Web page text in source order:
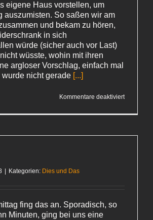
eigene Haus vorstellen, um
auszumisten. So saßen wir am
und bekam zu hören,
in sich
würde (sicher auch vor Last)
wüsste, wohin mit ihren
argloser Vorschlag, einfach mal
nicht gerade [...]
Kommentare deaktiviertfür
Kategorien: Dies und Das
fing das an. Sporadisch, so
Minuten, ging bei uns eine